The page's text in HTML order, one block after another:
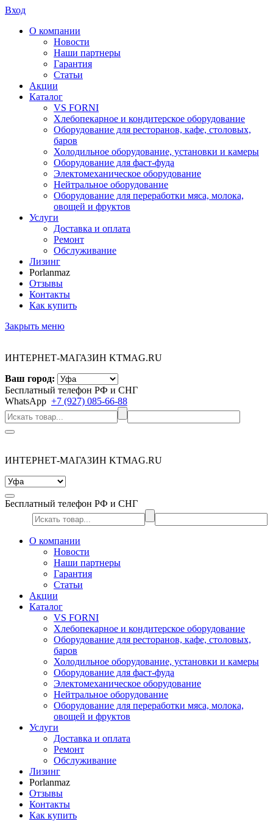
Вход
О компании
Новости
Наши партнеры
Гарантия
Статьи
Акции
Каталог
VS FORNI
Хлебопекарное и кондитерское оборудование
Оборудование для ресторанов, кафе, столовых,
баров
Холодильное оборудование, установки и камеры
Оборудование для фаст-фуда
Электомеханическое оборудование
Нейтральное оборудование
Оборудование для переработки мяса, молока,
овощей и фруктов
Услуги
Доставка и оплата
Ремонт
Обслуживание
Лизинг
Porlanmaz
Отзывы
Контакты
Как купить
Закрыть меню
ИНТЕРНЕТ-МАГАЗИН KTMAG.RU
Ваш город:
Бесплатный телефон РФ и СНГ
WhatsApp +7 (927) 085-66-88
ИНТЕРНЕТ-МАГАЗИН KTMAG.RU
Бесплатный телефон РФ и СНГ
О компании
Новости
Наши партнеры
Гарантия
Статьи
Акции
Каталог
VS FORNI
Хлебопекарное и кондитерское оборудование
Оборудование для ресторанов, кафе, столовых,
баров
Холодильное оборудование, установки и камеры
Оборудование для фаст-фуда
Электомеханическое оборудование
Нейтральное оборудование
Оборудование для переработки мяса, молока,
овощей и фруктов
Услуги
Доставка и оплата
Ремонт
Обслуживание
Лизинг
Porlanmaz
Отзывы
Контакты
Как купить